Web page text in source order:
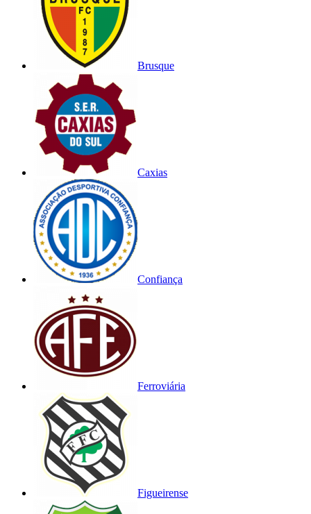
Brusque
Caxias
Confiança
Ferroviária
Figueirense